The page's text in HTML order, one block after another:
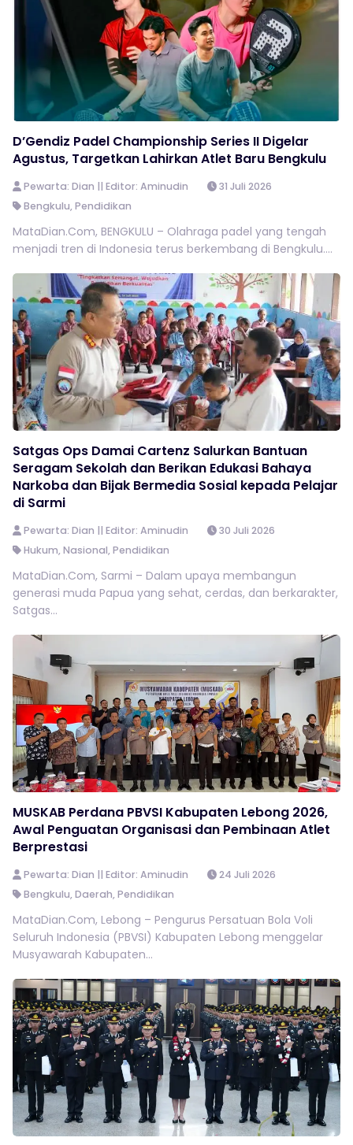
D’Gendiz Padel Championship Series II Digelar
Agustus, Targetkan Lahirkan Atlet Baru Bengkulu
Pewarta: Dian || Editor: Aminudin
31 Juli 2026
Bengkulu, Pendidikan
MataDian.Com, BENGKULU – Olahraga padel yang tengah
menjadi tren di Indonesia terus berkembang di Bengkulu....
Satgas Ops Damai Cartenz Salurkan Bantuan
Seragam Sekolah dan Berikan Edukasi Bahaya
Narkoba dan Bijak Bermedia Sosial kepada Pelajar
di Sarmi
Pewarta: Dian || Editor: Aminudin
30 Juli 2026
Hukum, Nasional, Pendidikan
MataDian.Com, Sarmi – Dalam upaya membangun
generasi muda Papua yang sehat, cerdas, dan berkarakter,
Satgas...
MUSKAB Perdana PBVSI Kabupaten Lebong 2026,
Awal Penguatan Organisasi dan Pembinaan Atlet
Berprestasi
Pewarta: Dian || Editor: Aminudin
24 Juli 2026
Bengkulu, Daerah, Pendidikan
MataDian.Com, Lebong – Pengurus Persatuan Bola Voli
Seluruh Indonesia (PBVSI) Kabupaten Lebong menggelar
Musyawarah Kabupaten...